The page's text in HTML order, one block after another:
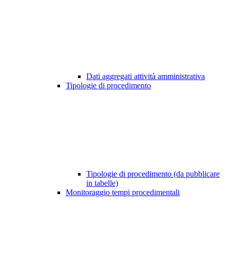
Dati aggregati attività amministrativa
Tipologie di procedimento
Tipologie di procedimento (da pubblicare
in tabelle)
Monitoraggio tempi procedimentali